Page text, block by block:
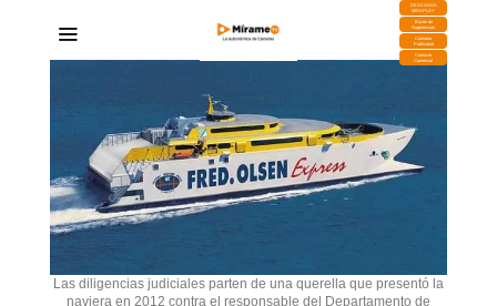
DESCARGA
MIRAPLAY
Buzón de
Sugerencias
Contratar
Publicidad
Contacto
Comercial
Las diligencias judiciales parten de una querella que presentó la
naviera en 2012 contra el responsable del Departamento de